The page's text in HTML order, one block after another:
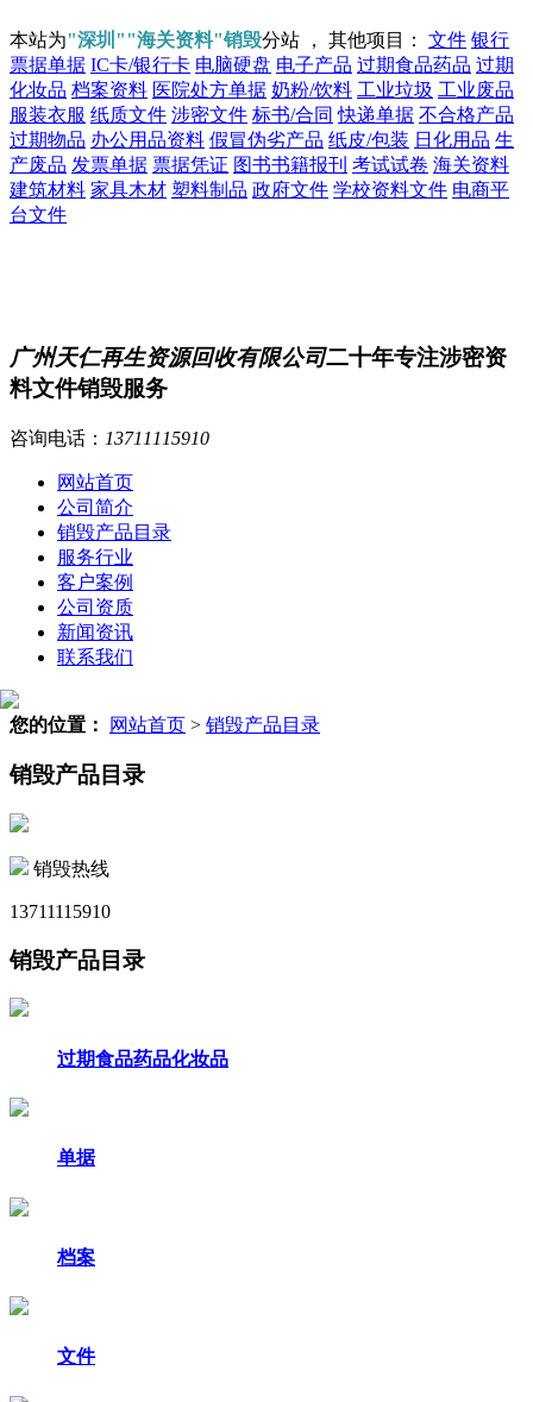
本站为"深圳""海关资料"销毁分站 ， 其他项目： 文件 银行
票据单据 IC卡/银行卡 电脑硬盘 电子产品 过期食品药品 过期
化妆品 档案资料 医院处方单据 奶粉/饮料 工业垃圾 工业废品
服装衣服 纸质文件 涉密文件 标书/合同 快递单据 不合格产品
过期物品 办公用品资料 假冒伪劣产品 纸皮/包装 日化用品 生
产废品 发票单据 票据凭证 图书书籍报刊 考试试卷 海关资料
建筑材料 家具木材 塑料制品 政府文件 学校资料文件 电商平
台文件
广州天仁再生资源回收有限公司二十年专注涉密资
料文件销毁服务
咨询电话： 13711115910
网站首页
公司简介
销毁产品目录
服务行业
客户案例
公司资质
新闻资讯
联系我们
您的位置： 网站首页 > 销毁产品目录
销毁产品目录
销毁热线
13711115910
销毁产品目录
过期食品药品化妆品
单据
档案
文件